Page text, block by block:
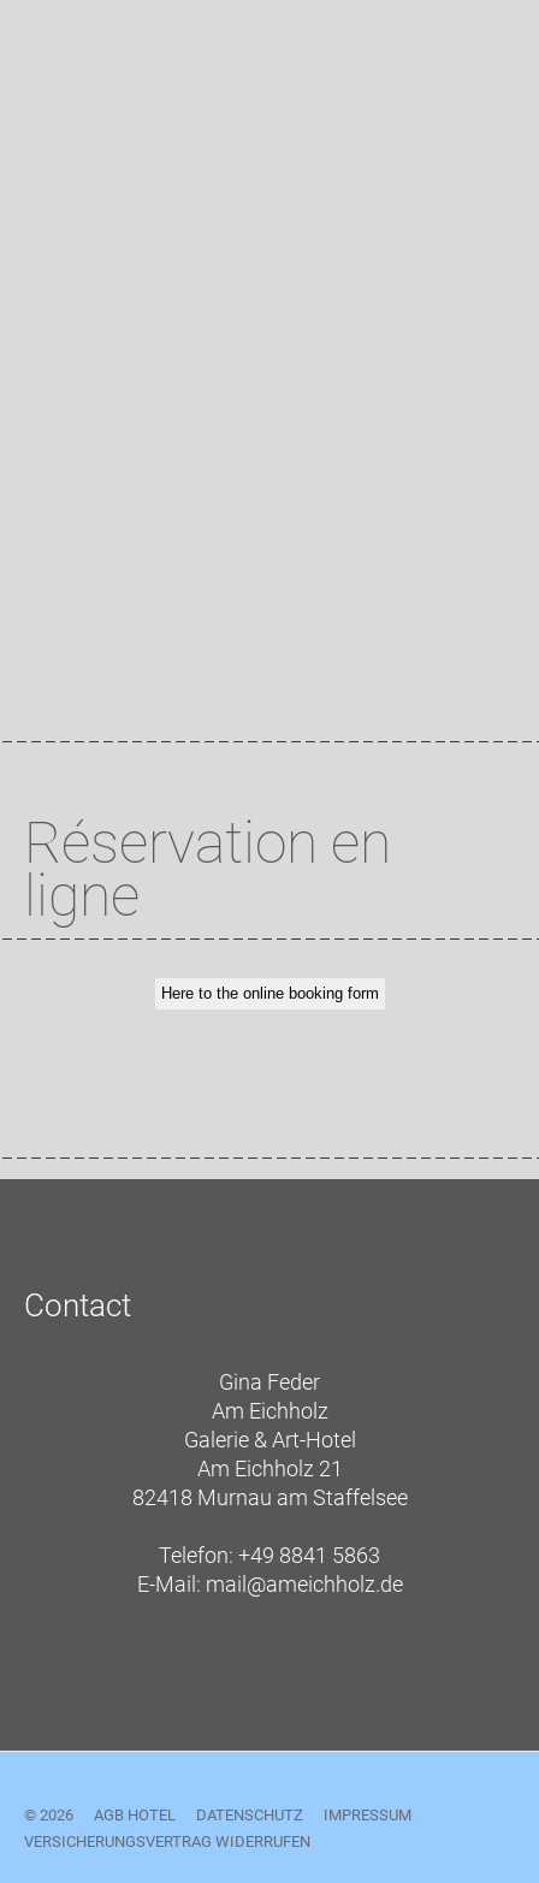
Réservation en
ligne
Contact
Gina Feder
Am Eichholz
Galerie & Art-Hotel
Am Eichholz 21
82418 Murnau am Staffelsee
Telefon: +49 8841 5863
E-Mail: mail@ameichholz.de
© 2026 AGB HOTEL DATENSCHUTZ
IMPRESSUM
VERSICHERUNGSVERTRAG WIDERRUFEN